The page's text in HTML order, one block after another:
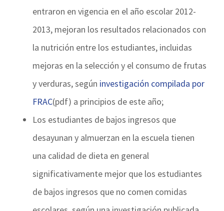
entraron en vigencia en el año escolar 2012-
2013, mejoran los resultados relacionados con
la nutrición entre los estudiantes, incluidas
mejoras en la selección y el consumo de frutas
y verduras, según investigación compilada por
FRAC(pdf) a principios de este año;
Los estudiantes de bajos ingresos que
desayunan y almuerzan en la escuela tienen
una calidad de dieta en general
significativamente mejor que los estudiantes
de bajos ingresos que no comen comidas